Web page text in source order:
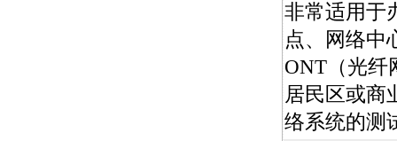
非常适用于
点、网络中
ONT（光纤
居民区或商
络系统的测